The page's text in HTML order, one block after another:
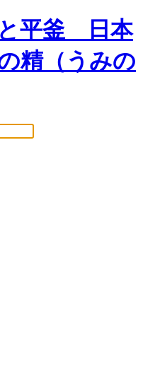
と平釜 日本
精（うみの